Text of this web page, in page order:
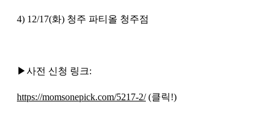
4) 12/17(화) 청주 파티올 청주점
▶사전 신청 링크:
https://momsonepick.com/5217-2/(클릭!)